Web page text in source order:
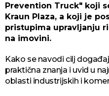
Prevention Truck" koji
Kraun Plaza, a koji je
pristupima upravljanju
na imovini.
Kako se navodi cilj
praktična znanja i uvid u
oblasti industrijskih i